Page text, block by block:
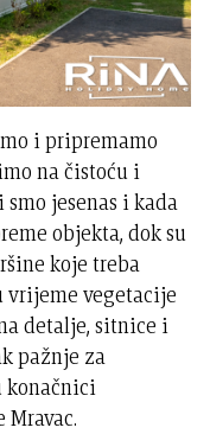
i pripremamo
na čistoću i
jesenas i kada
objekta, dok su
koje treba
vrijeme vegetacije
detalje, sitnice i
pažnje za
konačnici